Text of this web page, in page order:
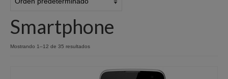
Catálogo
Cuenta
Sitio Protelecom
Smartphone
Mostrando 1–12 de 35 resultados